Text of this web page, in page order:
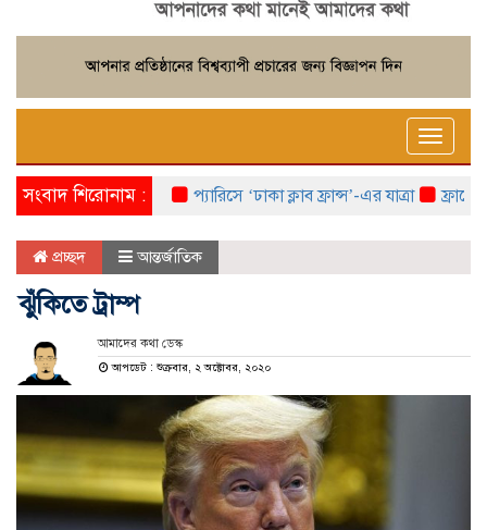
Toggle
সংবাদ শিরোনাম :
প্যারিসে ‘ঢাকা ক্লাব ফ্রান্স’-এর যাত্রা ফ্রান্সে
প্রচ্ছদ আন্তর্জাতিক
ঝুঁকিতে ট্রাম্প
আমাদের কথা ডেস্ক
আপডেট : শুক্রবার, ২ অক্টোবর, ২০২০